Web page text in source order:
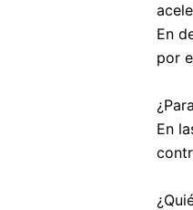
En
por
En